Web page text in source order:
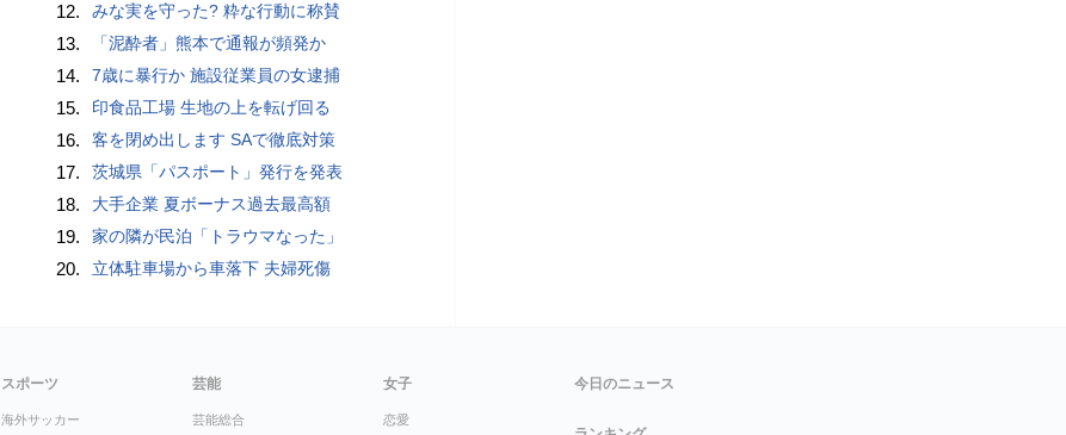
12. みな実を守った? 粋な行動に称賛
13. 「泥酔者」熊本で通報が頻発か
14. 7歳に暴行か 施設従業員の女逮捕
15. 印食品工場 生地の上を転げ回る
16. 客を閉め出します SAで徹底対策
17. 茨城県「パスポート」発行を発表
18. 大手企業 夏ボーナス過去最高額
19. 家の隣が民泊「トラウマなった」
20. 立体駐車場から車落下 夫婦死傷
スポーツ
海外サッカー
芸能
芸能総合
女子
恋愛
今日のニュース